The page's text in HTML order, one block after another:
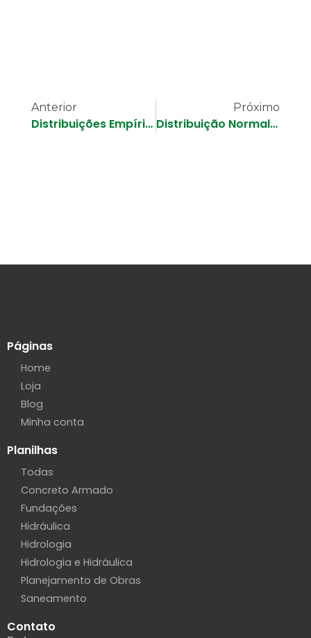
Anterior
Distribuições Empíricas de Probabilidade – Hidrologia Estatística
Próximo
Distribuição Normal – Hidrologia Estatística
Páginas
Home
Loja
Blog
Minha conta
Planilhas
Todas
Concreto Armado
Fundações
Hidráulica
Hidrologia
Hidrologia e Hidráulica
Planejamento de Obras
Saneamento
Contato